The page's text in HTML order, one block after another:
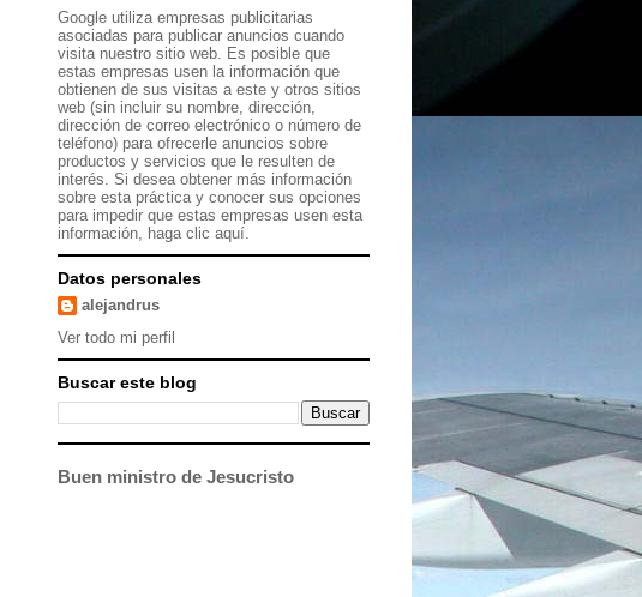
Google utiliza empresas publicitarias
asociadas para publicar anuncios cuando
visita nuestro sitio web. Es posible que
estas empresas usen la información que
obtienen de sus visitas a este y otros sitios
web (sin incluir su nombre, dirección,
dirección de correo electrónico o número de
teléfono) para ofrecerle anuncios sobre
productos y servicios que le resulten de
interés. Si desea obtener más información
sobre esta práctica y conocer sus opciones
para impedir que estas empresas usen esta
información, haga clic aquí.
Datos personales
alejandrus
Ver todo mi perfil
Buscar este blog
Buen ministro de Jesucristo